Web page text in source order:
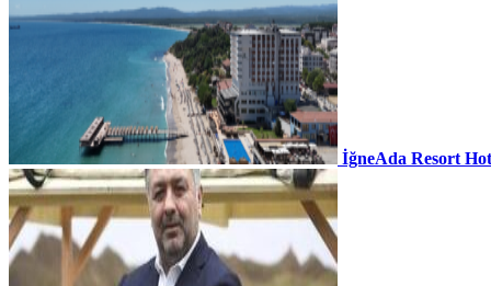
İğneAda Resort